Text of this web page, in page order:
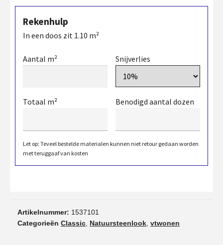
Rekenhulp
In een doos zit 1.10 m²
Aantal m² Snijverlies
Totaal m² Benodigd aantal dozen
Let op: Teveel bestelde materialen kunnen niet retour gedaan worden
met teruggaaf van kosten
Artikelnummer: 1537101
Categorieën Classic Natuursteenlook vtwonen